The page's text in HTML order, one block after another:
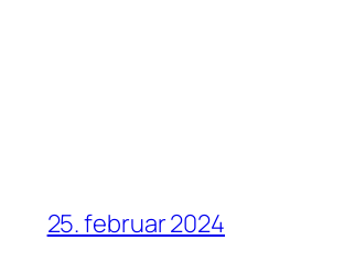
25. februar 2024